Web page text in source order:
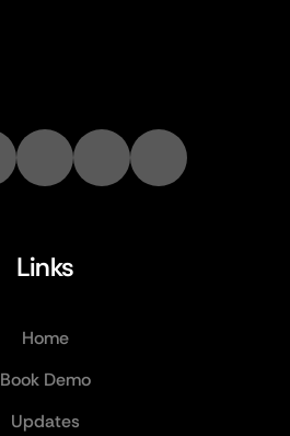
Links
Home
Book Demo
Updates